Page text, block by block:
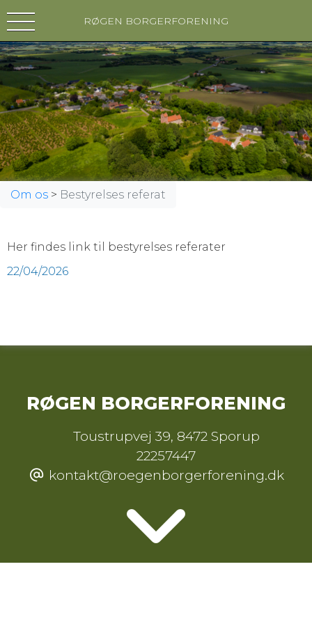
RØGEN BORGERFORENING
Om os > Bestyrelses referat
Her findes link til bestyrelses referater
22/04/2026
RØGEN BORGERFORENING
Toustrupvej 39, 8472 Sporup
22257447
kontakt@roegenborgerforening.dk